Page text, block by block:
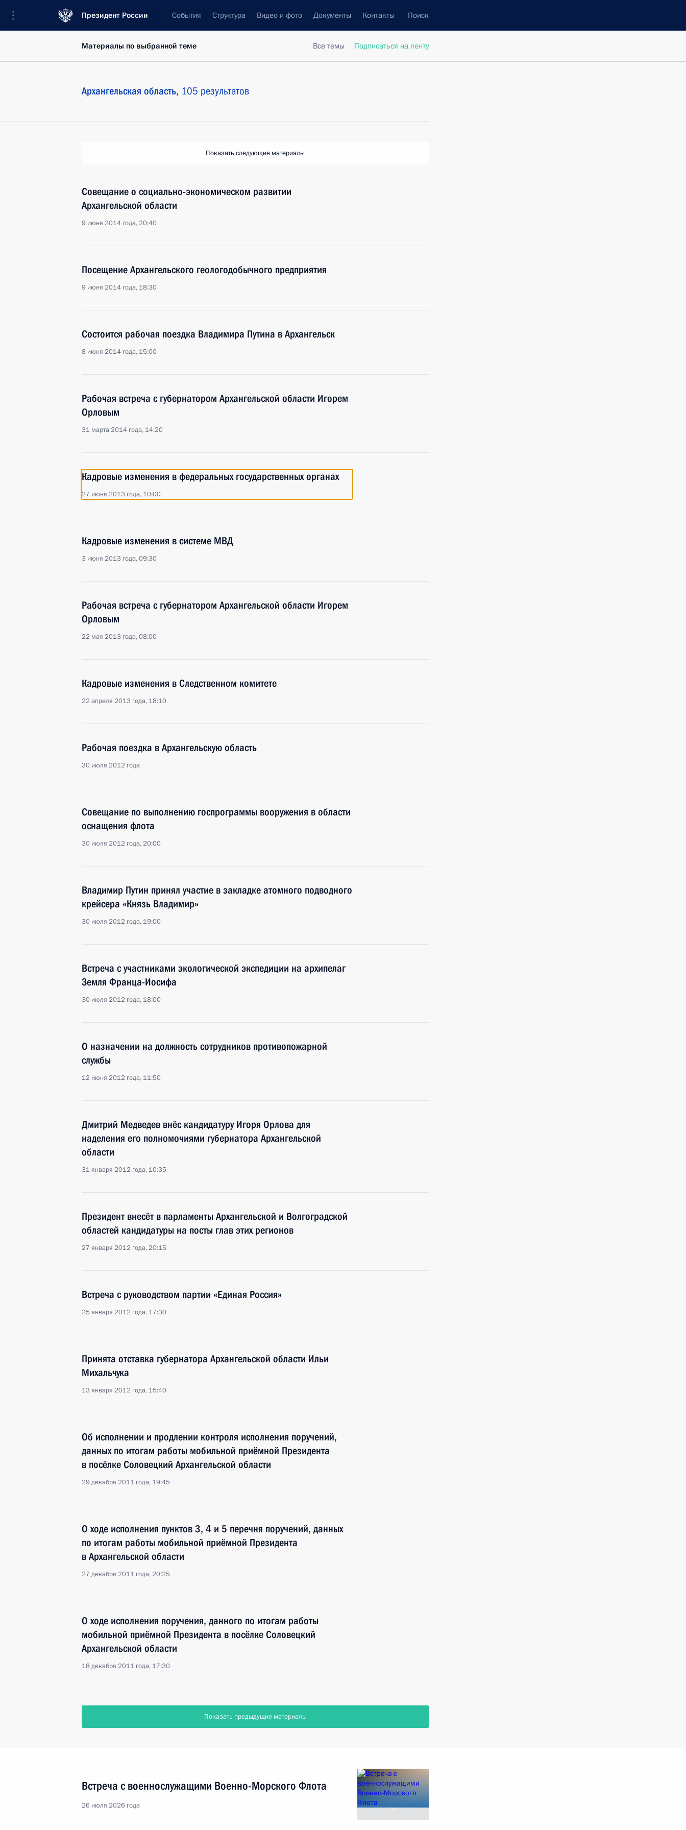
Президент России События Структура Видео и фото Документы Контакты Поиск
Все темы Подписаться на ленту
Материалы по выбранной теме
Архангельская область, 105 результатов
Показать следующие материалы
Совещание о социально-экономическом развитии
Архангельской области
9 июня 2014 года, 20:40
Посещение Архангельского геологодобычного предприятия
9 июня 2014 года, 18:30
Состоится рабочая поездка Владимира Путина в Архангельск
8 июня 2014 года, 15:00
Рабочая встреча с губернатором Архангельской области Игорем
Орловым
31 марта 2014 года, 14:20
Кадровые изменения в федеральных государственных органах
27 июня 2013 года, 10:00
Кадровые изменения в системе МВД
3 июня 2013 года, 09:30
Рабочая встреча с губернатором Архангельской области Игорем
Орловым
22 мая 2013 года, 08:00
Кадровые изменения в Следственном комитете
22 апреля 2013 года, 18:10
Рабочая поездка в Архангельскую область
30 июля 2012 года
Совещание по выполнению госпрограммы вооружения в области
оснащения флота
30 июля 2012 года, 20:00
Владимир Путин принял участие в закладке атомного подводного
крейсера «Князь Владимир»
30 июля 2012 года, 19:00
Встреча с участниками экологической экспедиции на архипелаг
Земля Франца-Иосифа
30 июля 2012 года, 18:00
О назначении на должность сотрудников противопожарной
службы
12 июня 2012 года, 11:50
Дмитрий Медведев внёс кандидатуру Игоря Орлова для
наделения его полномочиями губернатора Архангельской
области
31 января 2012 года, 10:35
Президент внесёт в парламенты Архангельской и Волгоградской
областей кандидатуры на посты глав этих регионов
27 января 2012 года, 20:15
Встреча с руководством партии «Единая Россия»
25 января 2012 года, 17:30
Принята отставка губернатора Архангельской области Ильи
Михальчука
13 января 2012 года, 15:40
Об исполнении и продлении контроля исполнения поручений,
данных по итогам работы мобильной приёмной Президента
в посёлке Соловецкий Архангельской области
29 декабря 2011 года, 19:45
О ходе исполнения пунктов 3, 4 и 5 перечня поручений, данных
по итогам работы мобильной приёмной Президента
в Архангельской области
27 декабря 2011 года, 20:25
О ходе исполнения поручения, данного по итогам работы
мобильной приёмной Президента в посёлке Соловецкий
Архангельской области
18 декабря 2011 года, 17:30
Показать предыдущие материалы
Встреча с военнослужащими Военно-Морского Флота
26 июля 2026 года